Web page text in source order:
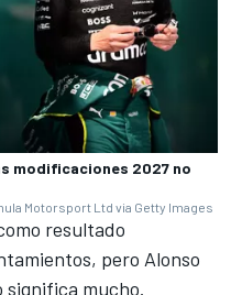
modificaciones 2027 no
Motorsport Ltd via Getty Images
resultado
pero Alonso
significa mucho.